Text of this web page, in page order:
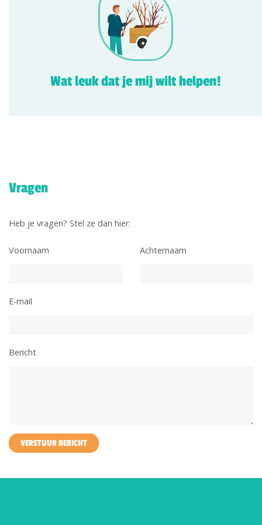
Wat leuk dat je mij wilt helpen!
Vragen
Heb je vragen? Stel ze dan hier:
Voornaam Achternaam
E-mail
Bericht
VERSTUUR BERICHT